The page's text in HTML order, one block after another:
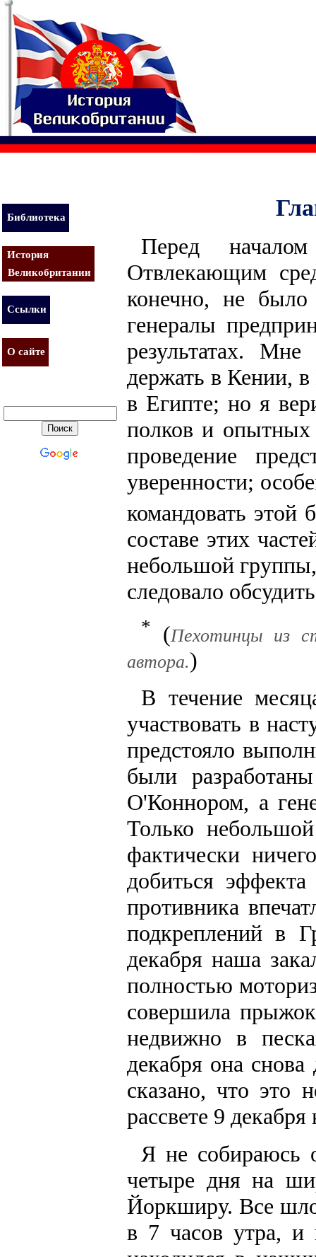
Библиотека
История
Великобритании
Ссылки
О сайте
Перед
Отвлекающим
конечно, не
генералы
результатах.
держать в Кении,
в Египте; но я
полков и опытных
проведение
уверенности;
командовать
составе этих
небольшой группы,
следовало
* (Пехотинцы из
автора.)
В течение
участвовать в
предстояло
были
О'Коннором, а
Только
фактически
добиться
противника
подкреплений в
декабря наша
полностью
совершила
недвижно в
декабря она
сказано, что это
рассвете 9
Я не собираюсь
четыре дня на
Йоркширу. Все шло
в 7 часов утра, и